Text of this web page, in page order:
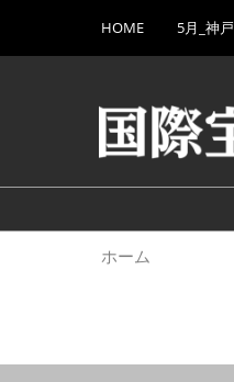
キ
し
て
to
HOME 5月_神
ホーム